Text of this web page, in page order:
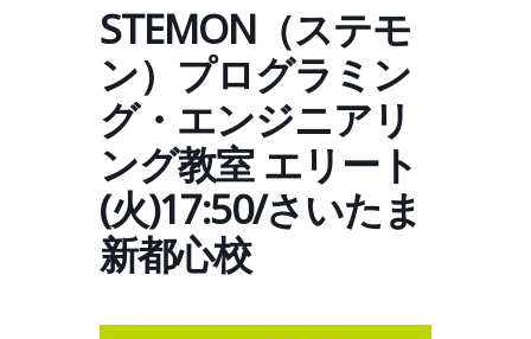
STEMON（ステモ
ン）プログラミン
グ・エンジニアリ
ング教室 エリート
(火)17:50/さいたま
新都心校